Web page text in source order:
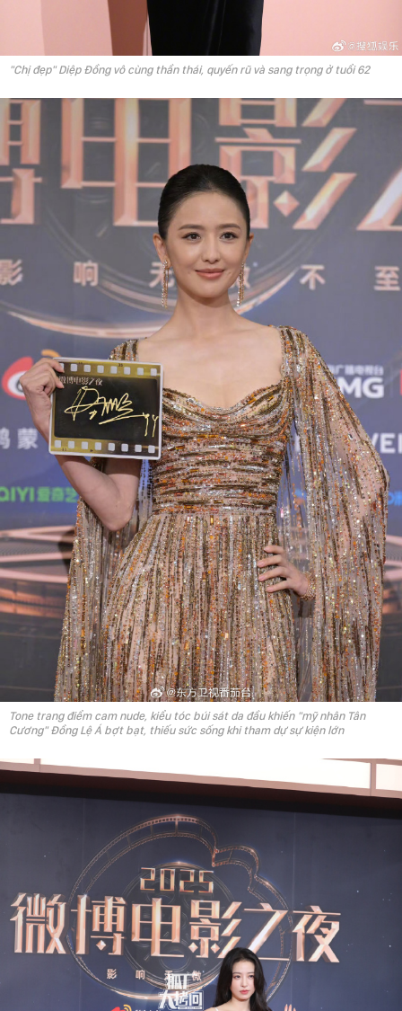
"Chị đẹp" Diệp Đồng vô cùng thần thái, quyến rũ và sang trọng ở tuổi 62
Tone trang điểm cam nude, kiểu tóc búi sát da đầu khiến "mỹ nhân Tân
Cương" Đồng Lệ Á bợt bạt, thiếu sức sống khi tham dự sự kiện lớn